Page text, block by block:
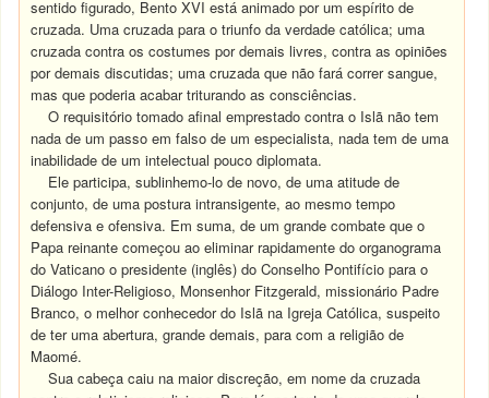
sentido figurado, Bento XVI está animado por um espírito de
cruzada. Uma cruzada para o triunfo da verdade católica; uma
cruzada contra os costumes por demais livres, contra as opiniões
por demais discutidas; uma cruzada que não fará correr sangue,
mas que poderia acabar triturando as consciências.
O requisitório tomado afinal emprestado contra o Islã não tem
nada de um passo em falso de um especialista, nada tem de uma
inabilidade de um intelectual pouco diplomata.
Ele participa, sublinhemo-lo de novo, de uma atitude de
conjunto, de uma postura intransigente, ao mesmo tempo
defensiva e ofensiva. Em suma, de um grande combate que o
Papa reinante começou ao eliminar rapidamente do organograma
do Vaticano o presidente (inglês) do Conselho Pontifício para o
Diálogo Inter-Religioso, Monsenhor Fitzgerald, missionário Padre
Branco, o melhor conhecedor do Islã na Igreja Católica, suspeito
de ter uma abertura, grande demais, para com a religião de
Maomé.
Sua cabeça caiu na maior discreção, em nome da cruzada